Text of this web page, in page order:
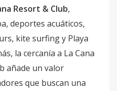
Resort & Club,
deportes acuáticos,
kite surfing y Playa
la cercanía a La Cana
añade un valor
que buscan una